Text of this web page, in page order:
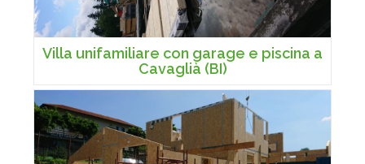
Villa unifamiliare con garage e piscina a
Cavaglià (BI)